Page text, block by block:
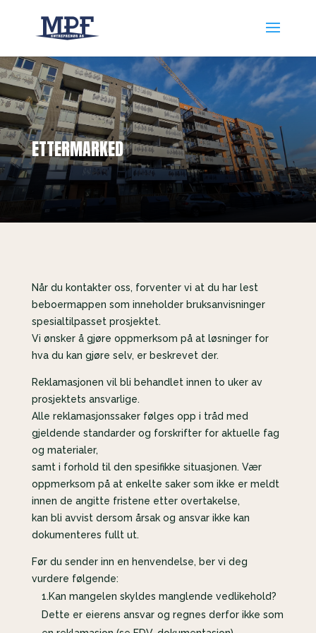
ETTERMARKED
Når du kontakter oss, forventer vi at du har lest
beboermappen som inneholder bruksanvisninger
spesialtilpasset prosjektet.
Vi ønsker å gjøre oppmerksom på at løsninger for
hva du kan gjøre selv, er beskrevet der.
Reklamasjonen vil bli behandlet innen to uker av
prosjektets ansvarlige.
Alle reklamasjonssaker følges opp i tråd med
gjeldende standarder og forskrifter for aktuelle fag
og materialer,
samt i forhold til den spesifikke situasjonen. Vær
oppmerksom på at enkelte saker som ikke er meldt
innen de angitte fristene etter overtakelse,
kan bli avvist dersom årsak og ansvar ikke kan
dokumenteres fullt ut.
Før du sender inn en henvendelse, ber vi deg
vurdere følgende:
1.Kan mangelen skyldes manglende vedlikehold?
Dette er eierens ansvar og regnes derfor ikke som